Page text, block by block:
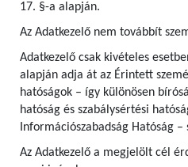
17. §-a alapján.
Az Adatkezelő nem továbbít
Adatkezelő csak kivételes
alapján adja át az Érintett
hatóságok – így különösen
hatóság és szabálysértési
Információszabadság Hatóság –
Az Adatkezelő a megjelölt cél